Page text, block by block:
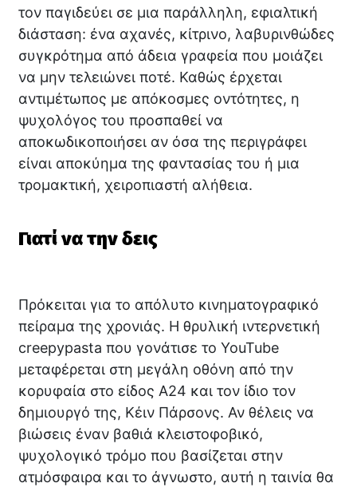
τον παγιδεύει σε μια παράλληλη, εφιαλτική
διάσταση: ένα αχανές, κίτρινο, λαβυρινθώδες
συγκρότημα από άδεια γραφεία που μοιάζει
να μην τελειώνει ποτέ. Καθώς έρχεται
αντιμέτωπος με απόκοσμες οντότητες, η
ψυχολόγος του προσπαθεί να
αποκωδικοποιήσει αν όσα της περιγράφει
είναι αποκύημα της φαντασίας του ή μια
τρομακτική, χειροπιαστή αλήθεια.
Γιατί να την δεις
Πρόκειται για το απόλυτο κινηματογραφικό
πείραμα της χρονιάς. Η θρυλική ιντερνετική
creepypasta που γονάτισε το YouTube
μεταφέρεται στη μεγάλη οθόνη από την
κορυφαία στο είδος A24 και τον ίδιο τον
δημιουργό της, Κέιν Πάρσονς. Αν θέλεις να
βιώσεις έναν βαθιά κλειστοφοβικό,
ψυχολογικό τρόμο που βασίζεται στην
ατμόσφαιρα και το άγνωστο, αυτή η ταινία θα